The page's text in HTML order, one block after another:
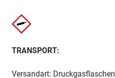
TRANSPORT:
Versandart: Druckgasflaschen